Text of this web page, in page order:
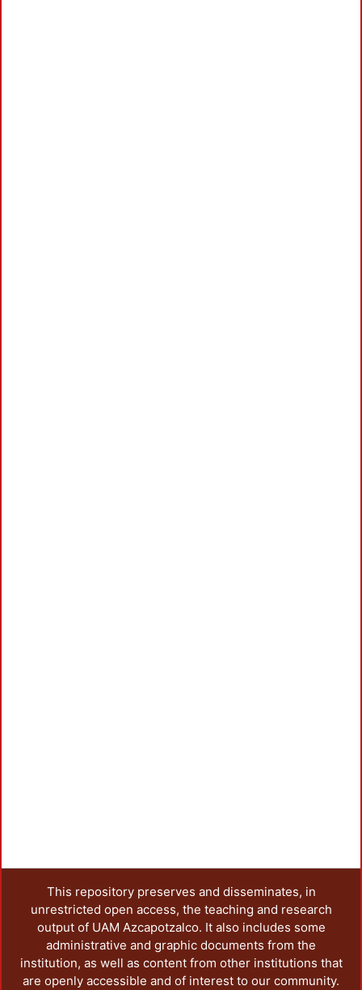
This repository preserves and disseminates, in
unrestricted open access, the teaching and research
output of UAM Azcapotzalco. It also includes some
administrative and graphic documents from the
institution, as well as content from other institutions that
are openly accessible and of interest to our community.